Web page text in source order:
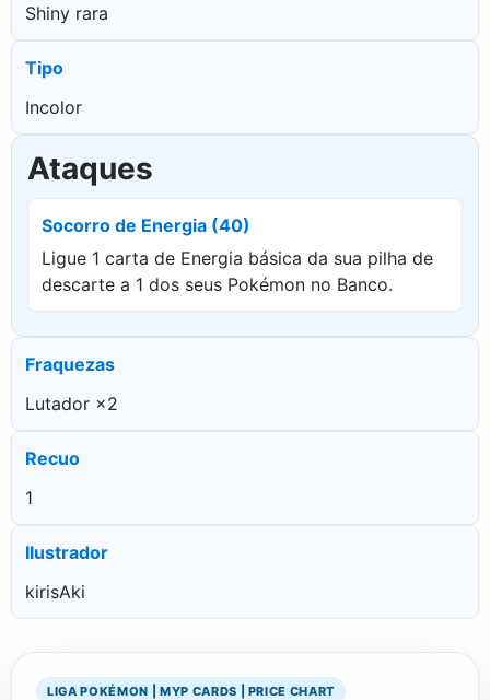
Shiny rara
Tipo
Incolor
Ataques
Socorro de Energia (40)
Ligue 1 carta de Energia básica da sua pilha de
descarte a 1 dos seus Pokémon no Banco.
Fraquezas
Lutador ×2
Recuo
1
Ilustrador
kirisAki
LIGA POKÉMON | MYP CARDS | PRICE CHART